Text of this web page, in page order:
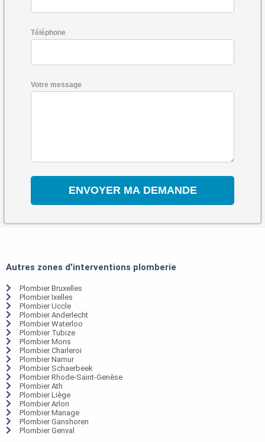
Téléphone
Votre message
Autres zones d'interventions plomberie
Plombier Bruxelles
Plombier Ixelles
Plombier Uccle
Plombier Anderlecht
Plombier Waterloo
Plombier Tubize
Plombier Mons
Plombier Charleroi
Plombier Namur
Plombier Schaerbeek
Plombier Rhode-Saint-Genèse
Plombier Ath
Plombier Liège
Plombier Arlon
Plombier Manage
Plombier Ganshoren
Plombier Genval